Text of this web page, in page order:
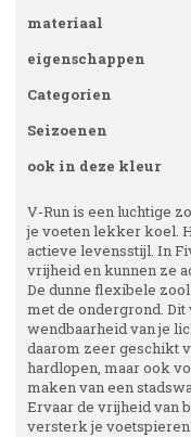
materiaal
eigenschappen
Categorien
Seizoenen
ook in deze kleur
V-Run is een luchtige
je voeten lekker koel.
actieve levensstijl. In
vrijheid en kunnen ze
De dunne flexibele
met de ondergrond.
wendbaarheid van je
daarom zeer geschikt
hardlopen, maar ook
maken van een
Ervaar de vrijheid van
versterk je voetspieren